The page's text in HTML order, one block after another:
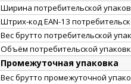
Ширина потребительской
Штрих-код EAN-13
Вес брутто потребительской
Объём потребительской
Промежуточная упаковка
Вес брутто промежуточной